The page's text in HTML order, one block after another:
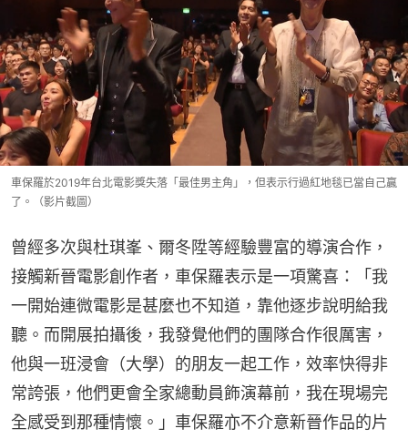
車保羅於2019年台北電影獎失落「最佳男主角」，但表示行過紅地毯已當自己贏
了。（影片截圖）
曾經多次與杜琪峯、爾冬陞等經驗豐富的導演合作，
接觸新晉電影創作者，車保羅表示是一項驚喜：「我
一開始連微電影是甚麼也不知道，靠他逐步說明給我
聽。而開展拍攝後，我發覺他們的團隊合作很厲害，
他與一班浸會（大學）的朋友一起工作，效率快得非
常誇張，他們更會全家總動員飾演幕前，我在現場完
全感受到那種情懷。」車保羅亦不介意新晉作品的片